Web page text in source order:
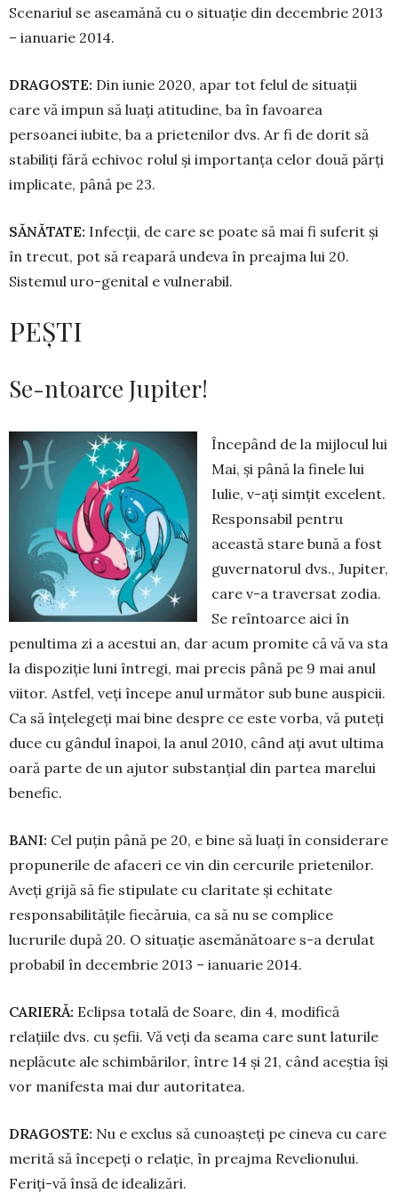
Scenariul se aseamănă cu o situație din decembrie 2013
– ianuarie 2014.
DRAGOSTE: Din iunie 2020, apar tot felul de si­tuații
care vă impun să luați atitudine, ba în fa­voarea
persoanei iubite, ba a prietenilor dvs. Ar fi de dorit să
stabiliți fără echivoc rolul și im­por­tanța celor două părți
implicate, până pe 23.
SĂNĂTATE: Infecții, de care se poate să mai fi suferit și
în trecut, pot să reapară undeva în preaj­ma lui 20.
Sistemul uro-genital e vulne­rabil.
PEȘTI
Se-ntoarce Jupiter!
Începând de la mijlocul lui
Mai, și până la finele lui
Iulie, v-ați simțit excelent.
Res­ponsabil pentru
această stare bună a fost
gu­vernatorul dvs., Jupiter,
care v-a traversat zodia.
Se reîntoarce aici în
penultima zi a acestui an, dar acum pro­mite că vă va sta
la dispoziție luni întregi, mai precis până pe 9 mai anul
viitor. Ast­fel, veți începe anul următor sub bune auspicii.
Ca să înțelegeți mai bine despre ce este vorba, vă puteți
duce cu gândul înapoi, la anul 2010, când ați avut ul­tima
oară parte de un ajutor substanțial din partea marelui
benefic.
BANI: Cel puțin până pe 20, e bine să luați în con­siderare
propunerile de afaceri ce vin din cercu­rile prietenilor.
Aveți grijă să fie stipulate cu cla­ritate și echitate
responsabilitățile fiecăruia, ca să nu se complice
lucrurile după 20. O situație ase­mă­­nătoare s-a derulat
probabil în decembrie 2013 – ianuarie 2014.
CARIERĂ: Eclipsa totală de Soare, din 4, mo­di­fică
relațiile dvs. cu șefii. Vă veți da seama care sunt laturile
neplăcute ale schimbărilor, între 14 și 21, când aceștia își
vor manifesta mai dur auto­ritatea.
DRAGOSTE: Nu e exclus să cunoașteți pe cineva cu care
merită să începeți o relație, în preajma Revelionului.
Feriți-vă însă de idealizări.